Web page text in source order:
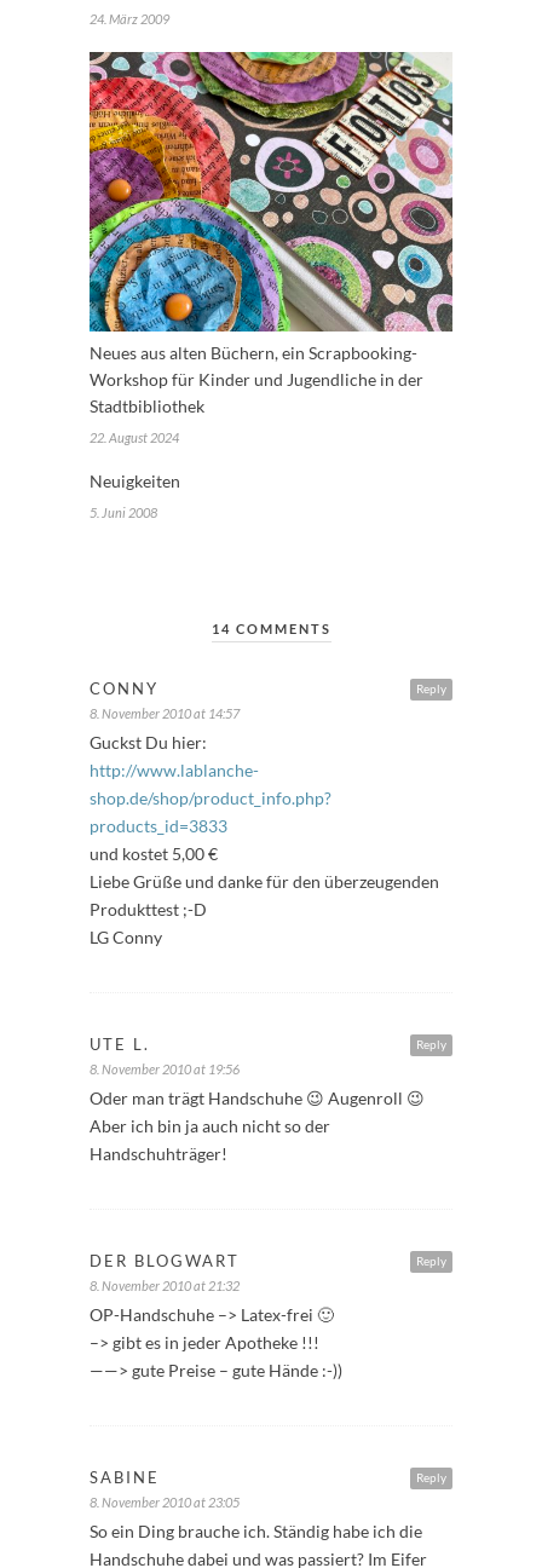
24. März 2009
Neues aus alten Büchern, ein Scrapbooking-
Workshop für Kinder und Jugendliche in der
Stadtbibliothek
22. August 2024
Neuigkeiten
5. Juni 2008
14 COMMENTS
Reply
CONNY
8. November 2010 at 14:57
Guckst Du hier:
http://www.lablanche-
shop.de/shop/product_info.php?
products_id=3833
und kostet 5,00 €
Liebe Grüße und danke für den überzeugenden
Produkttest ;-D
LG Conny
Reply
UTE L.
8. November 2010 at 19:56
Oder man trägt Handschuhe 😉 Augenroll 😉
Aber ich bin ja auch nicht so der
Handschuhträger!
Reply
DER BLOGWART
8. November 2010 at 21:32
OP-Handschuhe –> Latex-frei 🙂
–> gibt es in jeder Apotheke !!!
——> gute Preise – gute Hände :-))
Reply
SABINE
8. November 2010 at 23:05
So ein Ding brauche ich. Ständig habe ich die
Handschuhe dabei und was passiert? Im Eifer